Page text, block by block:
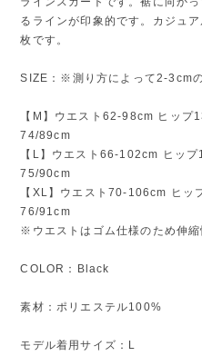
るラインが印象的です。カジュ
枚です。
SIZE：※測り方によって2-3cm
【M】ウエスト62-98cm ヒッ
74/89cm
【L】ウエスト66-102cm ヒッ
75/90cm
【XL】ウエスト70-106cm ヒ
76/91cm
※ウエストはゴム仕様のため伸縮
COLOR：Black
素材：ポリエステル100%
モデル着用サイズ：L